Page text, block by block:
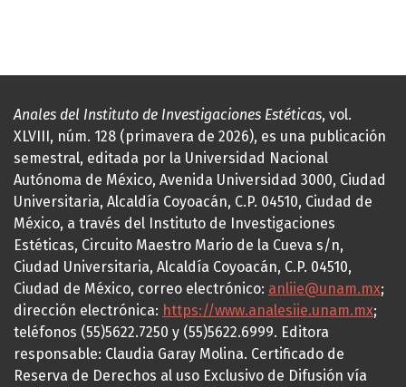
Anales del Instituto de Investigaciones Estéticas, vol.
XLVIII, núm. 128 (primavera de 2026), es una publicación
semestral, editada por la Universidad Nacional
Autónoma de México, Avenida Universidad 3000, Ciudad
Universitaria, Alcaldía Coyoacán, C.P. 04510, Ciudad de
México, a través del Instituto de Investigaciones
Estéticas, Circuito Maestro Mario de la Cueva s/n,
Ciudad Universitaria, Alcaldía Coyoacán, C.P. 04510,
Ciudad de México, correo electrónico: anliie@unam.mx;
dirección electrónica: https://www.analesiie.unam.mx;
teléfonos (55)5622.7250 y (55)5622.6999. Editora
responsable: Claudia Garay Molina. Certificado de
Reserva de Derechos al uso Exclusivo de Difusión vía